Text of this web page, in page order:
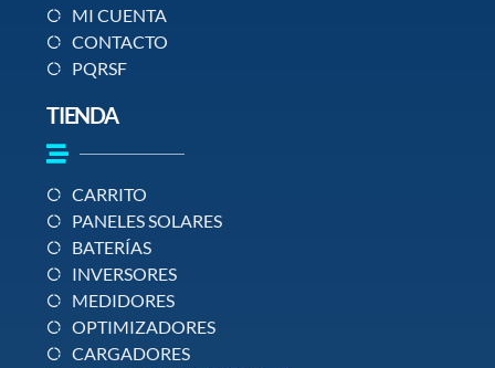
MI CUENTA
CONTACTO
PQRSF
TIENDA
CARRITO
PANELES SOLARES
BATERÍAS
INVERSORES
MEDIDORES
OPTIMIZADORES
CARGADORES